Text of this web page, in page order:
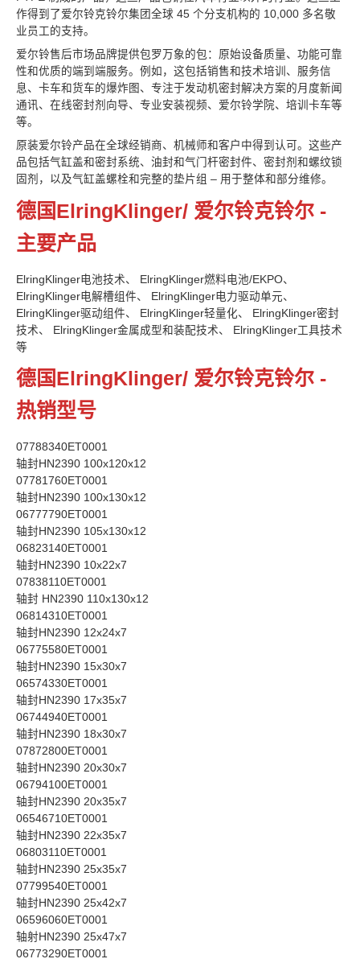
作得到了爱尔铃克铃尔集团全球 45 个分支机构的 10,000 多名敬
业员工的支持。
爱尔铃售后市场品牌提供包罗万象的包：原始设备质量、功能可靠
性和优质的端到端服务。例如，这包括销售和技术培训、服务信
息、卡车和货车的爆炸图、专注于发动机密封解决方案的月度新闻
通讯、在线密封剂向导、专业安装视频、爱尔铃学院、培训卡车等
等。
原装爱尔铃产品在全球经销商、机械师和客户中得到认可。这些产
品包括气缸盖和密封系统、油封和气门杆密封件、密封剂和螺纹锁
固剂，以及气缸盖螺栓和完整的垫片组 – 用于整体和部分维修。
德国ElringKlinger/ 爱尔铃克铃尔 -
主要产品
ElringKlinger电池技术、 ElringKlinger燃料电池/EKPO、
ElringKlinger电解槽组件、 ElringKlinger电力驱动单元、
ElringKlinger驱动组件、 ElringKlinger轻量化、 ElringKlinger密封
技术、 ElringKlinger金属成型和装配技术、 ElringKlinger工具技术
等
德国ElringKlinger/ 爱尔铃克铃尔 -
热销型号
07788340ET0001
轴封HN2390 100x120x12
07781760ET0001
轴封HN2390 100x130x12
06777790ET0001
轴封HN2390 105x130x12
06823140ET0001
轴封HN2390 10x22x7
07838110ET0001
轴封 HN2390 110x130x12
06814310ET0001
轴封HN2390 12x24x7
06775580ET0001
轴封HN2390 15x30x7
06574330ET0001
轴封HN2390 17x35x7
06744940ET0001
轴封HN2390 18x30x7
07872800ET0001
轴封HN2390 20x30x7
06794100ET0001
轴封HN2390 20x35x7
06546710ET0001
轴封HN2390 22x35x7
06803110ET0001
轴封HN2390 25x35x7
07799540ET0001
轴封HN2390 25x42x7
06596060ET0001
轴射HN2390 25x47x7
06773290ET0001